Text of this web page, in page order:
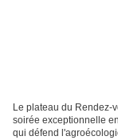
Le plateau du Rendez-
soirée exceptionnelle
qui défend